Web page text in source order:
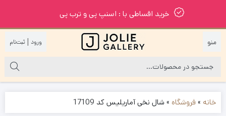
خرید اقساطی با : اسنپ پی و ترب پی
|
خانه »فروشگاه »شال نخی آماریلیس کد 17109